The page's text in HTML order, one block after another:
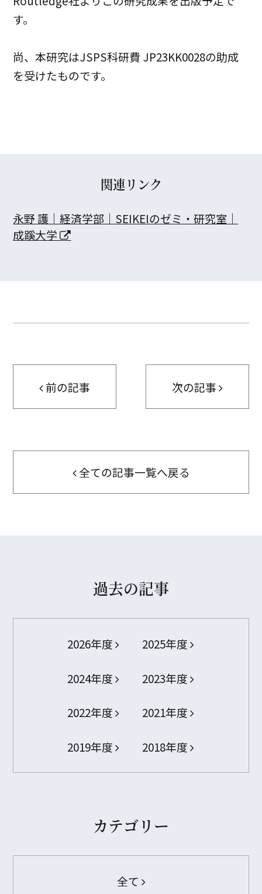
す。
尚、本研究はJSPS科研費 JP23KK0028の助成
を受けたものです。
関連リンク
永野 護｜経済学部｜SEIKEIのゼミ・研究室｜
成蹊大学
前の記事 次の記事
全ての記事一覧へ戻る
過去の記事
2026年度 2025年度
2024年度 2023年度
2022年度 2021年度
2019年度 2018年度
カテゴリー
全て